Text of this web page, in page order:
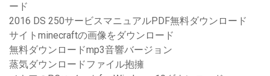
ード
2016 DS 250サービスマニュアルPDF無料ダウンロード
サイトminecraftの画像をダウンロード
無料ダウンロードmp3音響バージョン
蒸気ダウンロードファイル抱擁